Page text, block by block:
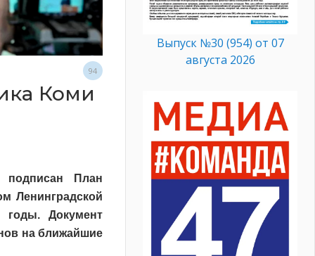
94
Коми
подписан План
Ленинградской
годы. Документ
на ближайшие
Выпуск №30 (954) от 07
августа 2026